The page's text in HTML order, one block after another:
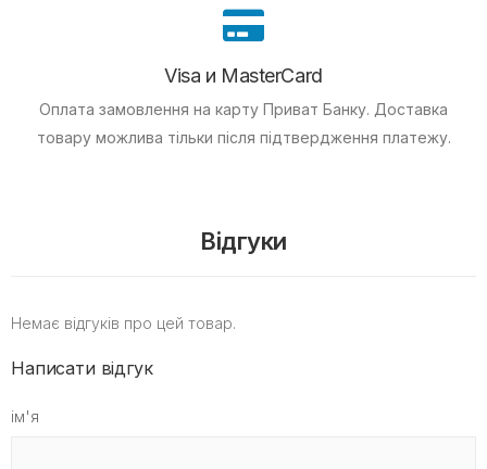
Visa и MasterCard
Оплата замовлення на карту Приват Банку. Доставка
товару можлива тільки після підтвердження платежу.
Відгуки
Немає відгуків про цей товар.
Написати відгук
ім'я